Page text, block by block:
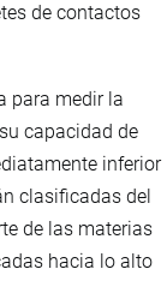
de contactos
para medir la
capacidad de
inferior
clasificadas del
de las materias
hacia lo alto